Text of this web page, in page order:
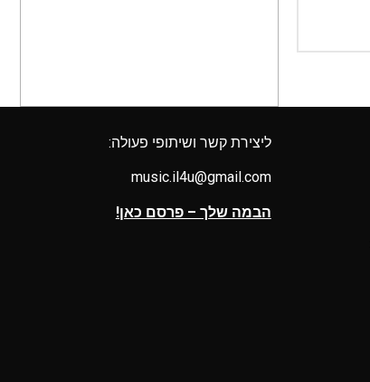
ליצירת קשר ושיתופי פעולה:
music.il4u@gmail.com
הבמה שלך – פרסם כאן!